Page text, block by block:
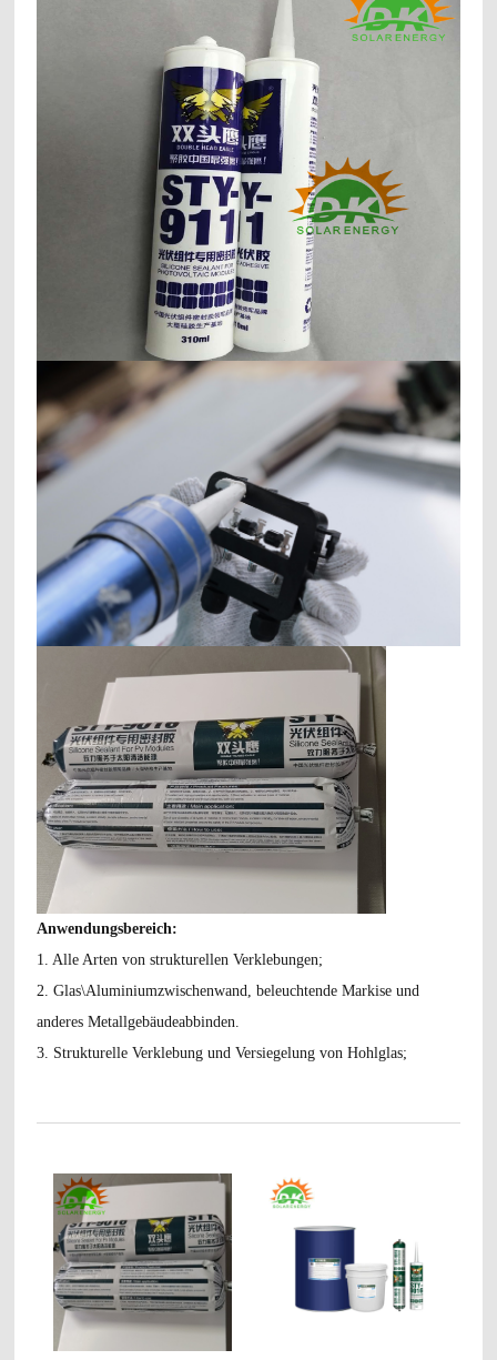
Anwendungsbereich:
1. Alle Arten von strukturellen Verklebungen;
2. Glas\Aluminiumzwischenwand, beleuchtende Markise und
anderes Metallgebäudeabbinden.
3. Strukturelle Verklebung und Versiegelung von Hohlglas;